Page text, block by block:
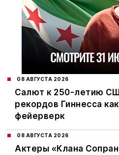
08 АВГУСТА 2026
Салют к 250-летию
рекордов Гиннесса
фейерверк
08 АВГУСТА 2026
Актеры «Клана